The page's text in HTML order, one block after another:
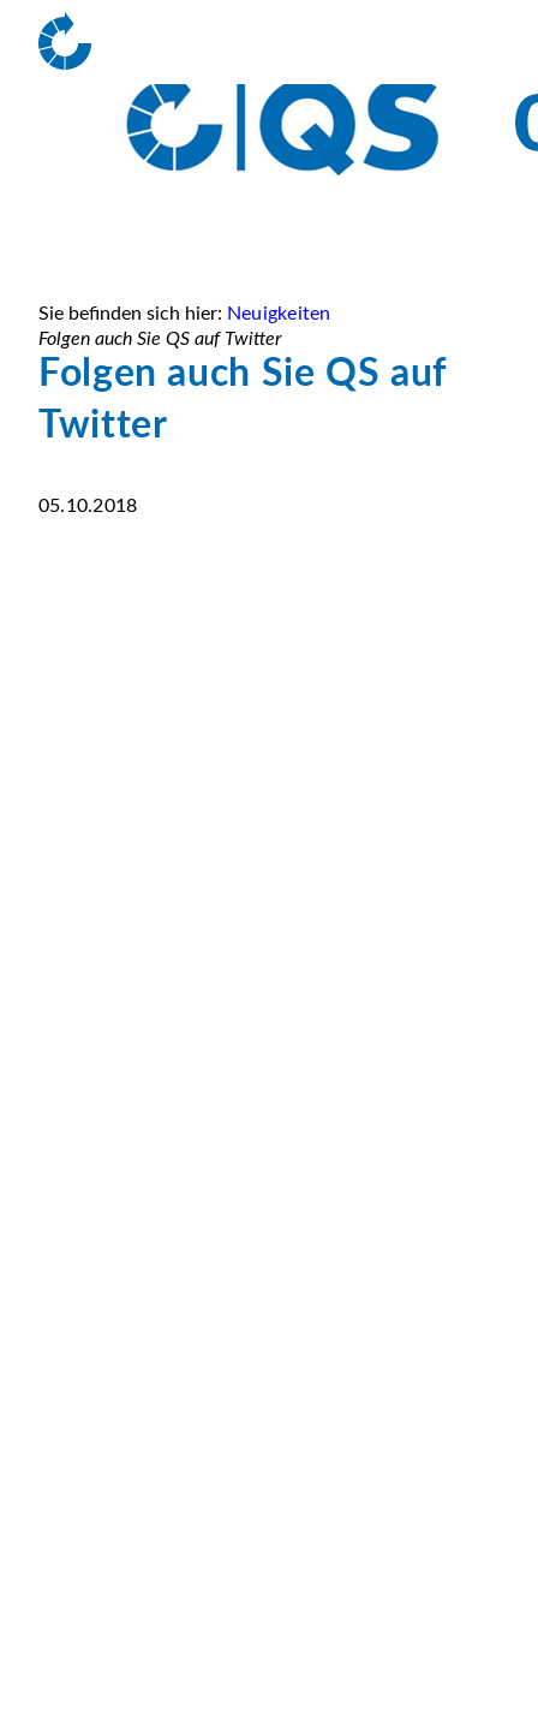
Sie befinden sich hier: Neuigkeiten
Folgen auch Sie QS auf Twitter
Folgen auch Sie QS auf
Twitter
05.10.2018